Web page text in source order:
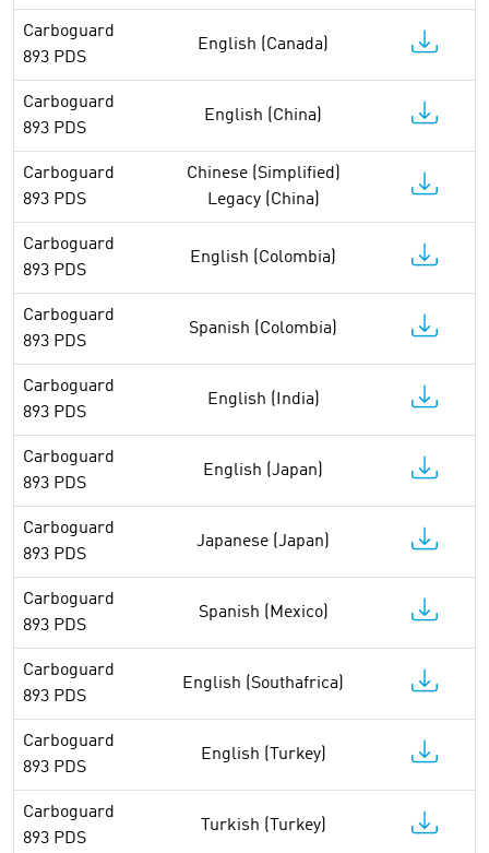
Carboguard
893 PDS
English (Canada)
Carboguard
893 PDS
English (China)
Carboguard
893 PDS
Chinese (Simplified)
Legacy (China)
Carboguard
893 PDS
English (Colombia)
Carboguard
893 PDS
Spanish (Colombia)
Carboguard
893 PDS
English (India)
Carboguard
893 PDS
English (Japan)
Carboguard
893 PDS
Japanese (Japan)
Carboguard
893 PDS
Spanish (Mexico)
Carboguard
893 PDS
English (Southafrica)
Carboguard
893 PDS
English (Turkey)
Carboguard
893 PDS
Turkish (Turkey)